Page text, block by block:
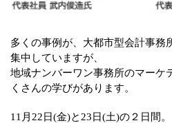
多くの事例が、大都市型会計事務
集中していますが、
地域ナンバーワン事務所のマーケ
くさんの学びがあります。
11月22日(金)と23日(土)の２日間。